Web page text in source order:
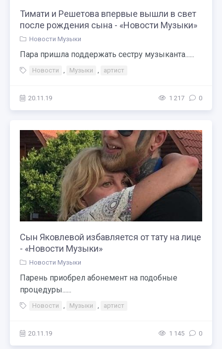
Тимати и Решетова впервые вышли в свет
после рождения сына - «Новости Музыки»
Новости Музыки
Пара пришла поддержать сестру музыканта......
Новости , Музыки , артист
20.11.19 1 217 0
Сын Яковлевой избавляется от тату на лице
- «Новости Музыки»
Новости Музыки
Парень приобрел абонемент на подобные
процедуры......
Новости , Музыки , артист
20.11.19 1 145 0